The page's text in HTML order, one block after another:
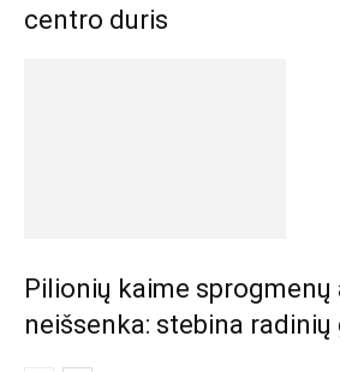
centro duris
Pilionių kaime sprogmenų
neišsenka: stebina radinių